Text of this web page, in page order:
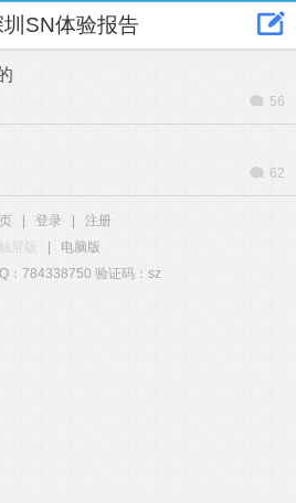
圳SN体验报告
56
62
登录
注册
触屏版
电脑版
：784338750 验证码：sz